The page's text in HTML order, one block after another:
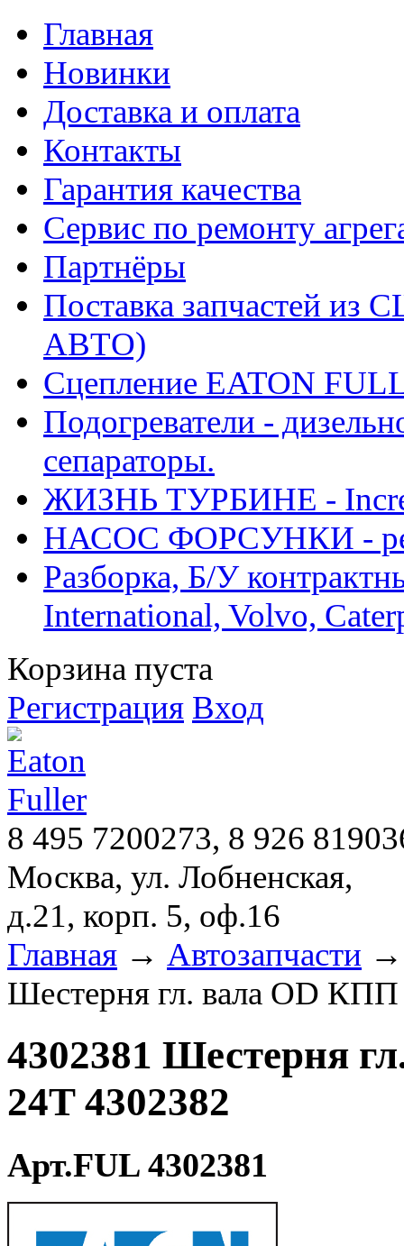
Главная
Новинки
Доставка и оплата
Контакты
Гарантия качества
Сервис по ремонту
Партнёры
Поставка запчастей
АВТО)
Сцепление EATON
Подогреватели -
сепараторы.
ЖИЗНЬ ТУРБИНЕ -
НАСОС ФОРСУНКИ -
Разборка, Б/У
International, Volvo,
Корзина пуста
Регистрация Вход
8 495 7200273, 8 926
Москва, ул. Лобненская,
д.21, корп. 5, оф.16
Главная → Автозапчасти
Шестерня гл. вала OD
4302381 Шестерня
24T 4302382
Арт.FUL 4302381